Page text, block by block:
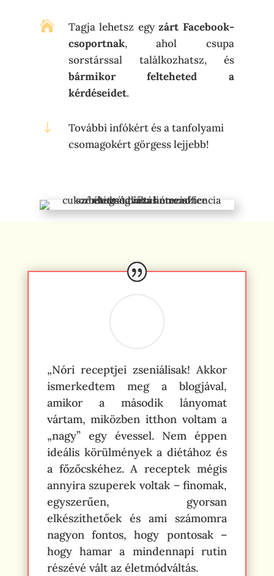
 Tagja lehetsz egyzárt Facebook-
csoportnak, ahol csupa
sorstárssal találkozhatsz, és
bármikor felteheted a
kérdéseidet.
"
További infókért és a tanfolyami
csomagokért görgess lejjebb!
„Nóri receptjei zseniálisak! Akkor
ismerkedtem meg a blogjával,
amikor a második lányomat
vártam, miközben itthon voltam a
„nagy” egy évessel. Nem éppen
ideális körülmények a diétához és
a főzőcskéhez. A receptek mégis
annyira szuperek voltak – finomak,
egyszerűen, gyorsan
elkészíthetőek és ami számomra
nagyon fontos, hogy pontosak –
hogy hamar a mindennapi rutin
részévé vált az életmódváltás.